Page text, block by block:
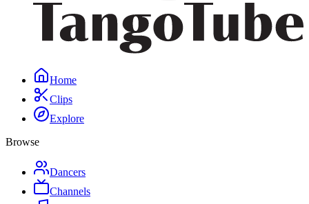
Home
Clips
Explore
Browse
Dancers
Channels